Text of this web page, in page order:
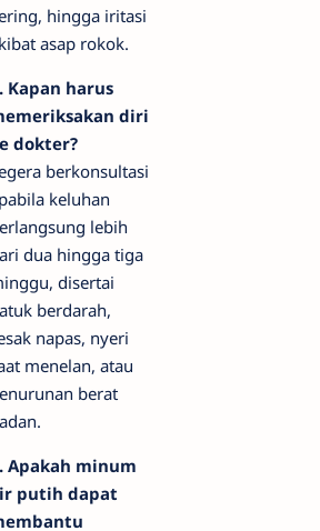
hingga iritasi
asap rokok.
Kapan harus
diri
dokter?
berkonsultasi
keluhan
lebih
dua hingga tiga
disertai
berdarah,
napas, nyeri
menelan, atau
berat
Apakah minum
putih dapat